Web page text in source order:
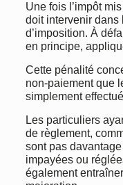
Une fois l’impôt
doit intervenir dans
d’imposition. À
en principe,
Cette pénalité
non-paiement que
simplement
Les particuliers
de règlement,
sont pas
impayées ou
également